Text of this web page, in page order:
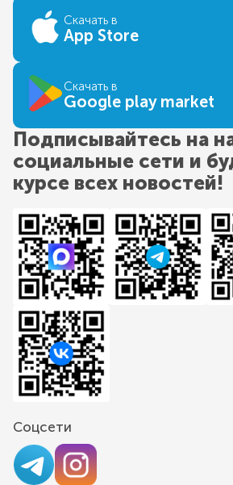
Скачать в
App Store
Скачать в
Google play market
Подписывайтесь на
социальные сети и
курсе всех новостей!
Соцсети